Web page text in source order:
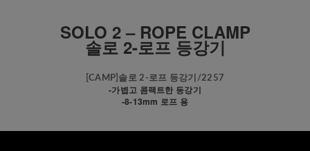
SOLO 2 – ROPE CLAMP
솔로 2-로프 등강기
[CAMP]솔로 2-로프 등강기/2257
-가볍고 콤팩트한 등강기
-8-13mm 로프 용